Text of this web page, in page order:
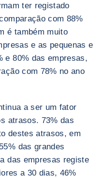
ter registado
com 88%
é também muito
e as pequenas e
e 80% das empresas,
com 78% no ano
a ser um fator
atrasos. 73% das
destes atrasos, em
das grandes
das empresas registe
a 30 dias, 46%